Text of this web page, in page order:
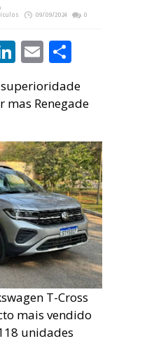
09/09/2024
0
LinkedIn
Email
mas Renegade
T-Cross
mais vendido
unidades